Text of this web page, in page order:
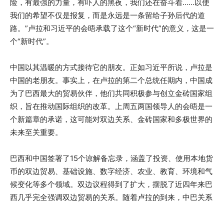
险，有最强的力量，有吓人的黑夜，我们还在奋斗着……以使
我们的希望不仅是报复，而是永远是一条留给子孙后代的道
路。”卢拉和习近平的会晤承载了这个“新时代”的意义，这是一
个“新时代”。
中国以其温暖的方式接待它的朋友。正如习近平所说，卢拉是
中国的老朋友。事实上，在卢拉的第二个总统任期内，中国成
为了巴西最大的贸易伙伴，他们共同积极参与创立金砖国家组
织，旨在推动国际组织的改革。上周五两国领导人的会晤是一
个新篇章的承诺，这可能对双边关系、金砖国家和多极世界的
未来至关重要。
巴西和中国签署了15个谅解备忘录，涵盖了投资、使用本地货
币的双边贸易、基础设施、数字经济、农业、教育、环境和气
候变化等多个领域。双边议程得到了扩大，摆脱了近四年来巴
西几乎完全强调双边贸易的关系。随着卢拉的到来，中巴关系